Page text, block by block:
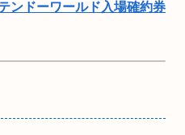
ンドーワールド入場確約券